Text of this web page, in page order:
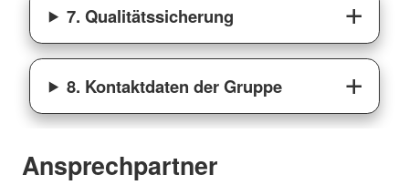
7. Qualitätssicherung
8. Kontaktdaten der Gruppe
Ansprechpartner